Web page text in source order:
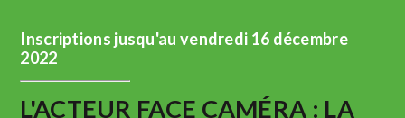
Inscriptions jusqu'au vendredi 16 décembre
2022
L'ACTEUR FACE CAMÉRA : LA